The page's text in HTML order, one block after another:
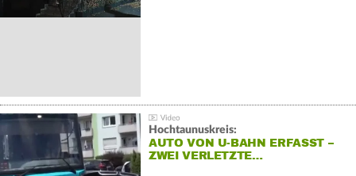
Hochtaunuskreis:
AUTO VON U-BAHN ERFASST –
ZWEI VERLETZTE…